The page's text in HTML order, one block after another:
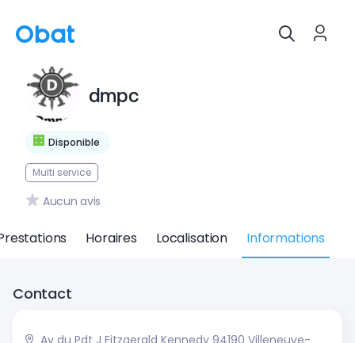
Disponible
dmpc
Multi service
Aucun avis
Horaires Localisation Informations
Contact
Av du Pdt J Fitzgerald Kennedy 94190 Villeneuve-